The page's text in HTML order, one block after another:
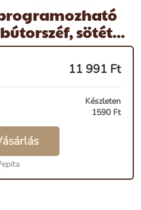
sötét...
11 991 Ft
Készleten
1590 Ft